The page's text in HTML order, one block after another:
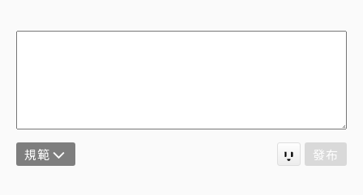
規範 發布